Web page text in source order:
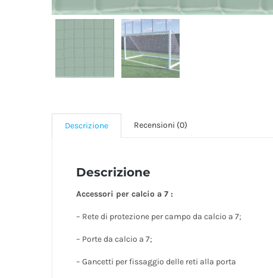
Descrizione Recensioni (0)
Descrizione
Accessori per calcio a 7 :
– Rete di protezione per campo da calcio a 7;
– Porte da calcio a 7;
– Gancetti per fissaggio delle reti alla porta